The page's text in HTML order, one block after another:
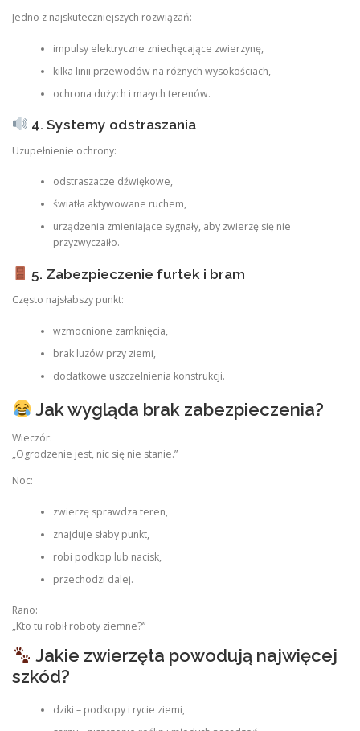
Jedno z najskuteczniejszych rozwiązań:
impulsy elektryczne zniechęcające zwierzynę,
kilka linii przewodów na różnych wysokościach,
ochrona dużych i małych terenów.
4. Systemy odstraszania
Uzupełnienie ochrony:
odstraszacze dźwiękowe,
światła aktywowane ruchem,
urządzenia zmieniające sygnały, aby zwierzę się nie
przyzwyczaiło.
5. Zabezpieczenie furtek i bram
Często najsłabszy punkt:
wzmocnione zamknięcia,
brak luzów przy ziemi,
dodatkowe uszczelnienia konstrukcji.
Jak wygląda brak zabezpieczenia?
Wieczór:
„Ogrodzenie jest, nic się nie stanie.”
Noc:
zwierzę sprawdza teren,
znajduje słaby punkt,
robi podkop lub nacisk,
przechodzi dalej.
Rano:
„Kto tu robił roboty ziemne?”
Jakie zwierzęta powodują najwięcej
szkód?
dziki – podkopy i rycie ziemi,